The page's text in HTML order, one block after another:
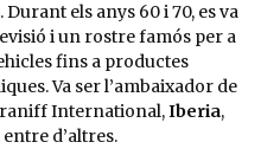
els anys 60 i 70, es va
i un rostre famós per a
fins a productes
Va ser l’ambaixador de
International,Iberia,
entre d’altres.